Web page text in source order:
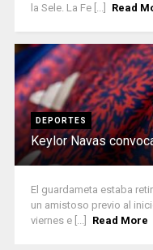
la Sele. La Fe [...]
Read
DEPORTES
Keylor Navas
El guardameta estaba
un amistoso previo al
viernes e [...]
Read More